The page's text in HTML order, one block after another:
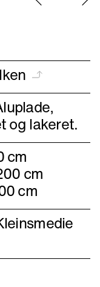
og lakeret.
cm
cm
cm